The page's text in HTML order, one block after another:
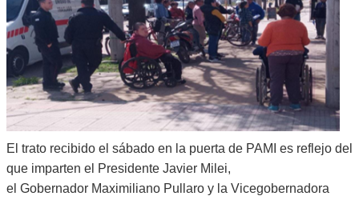
El trato recibido el sábado en la puerta de PAMI es reflejo del
que imparten el Presidente Javier Milei,
el Gobernador Maximiliano Pullaro y la Vicegobernadora